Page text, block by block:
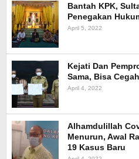
Bantah KPK,
Penegakan
April 5, 2022
Kejati Dan
Sama, Bisa
April 4, 2022
Alhamdulillah
Menurun, Awal
19 Kasus Baru